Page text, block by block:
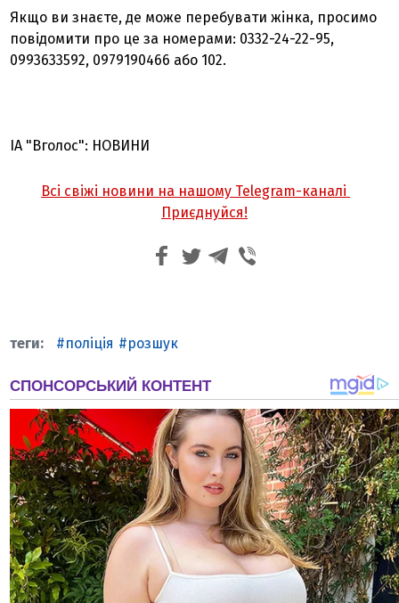
Якщо ви знаєте, де може перебувати жінка, просимо
повідомити про це за номерами: 0332-24-22-95,
0993633592, 0979190466 або 102.
ІА "Вголос": НОВИНИ
Всі свіжі новини на нашому Telegram-каналі
Приєднуйся!
поліція розшук